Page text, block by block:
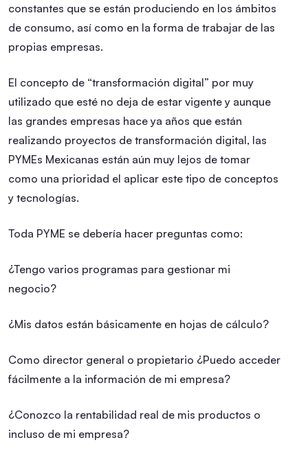
constantes que se están produciendo en los ámbitos
de consumo, así como en la forma de trabajar de las
propias empresas.
El concepto de “transformación digital” por muy
utilizado que esté no deja de estar vigente y aunque
las grandes empresas hace ya años que están
realizando proyectos de transformación digital, las
PYMEs Mexicanas están aún muy lejos de tomar
como una prioridad el aplicar este tipo de conceptos
y tecnologías.
Toda PYME se debería hacer preguntas como:
¿Tengo varios programas para gestionar mi
negocio?
¿Mis datos están básicamente en hojas de cálculo?
Como director general o propietario ¿Puedo acceder
fácilmente a la información de mi empresa?
¿Conozco la rentabilidad real de mis productos o
incluso de mi empresa?